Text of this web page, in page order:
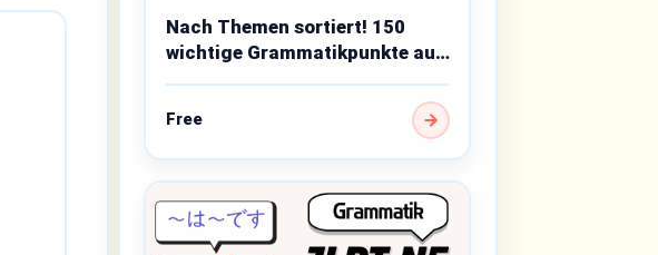
Nach Themen sortiert! 150
wichtige Grammatikpunkte auf
Anfängerniveau
Free